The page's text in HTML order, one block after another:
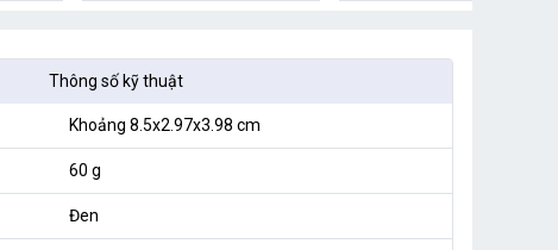
Thông số kỹ thuật
Khoảng 8.5x2.97x3.98 cm
60 g
Đen